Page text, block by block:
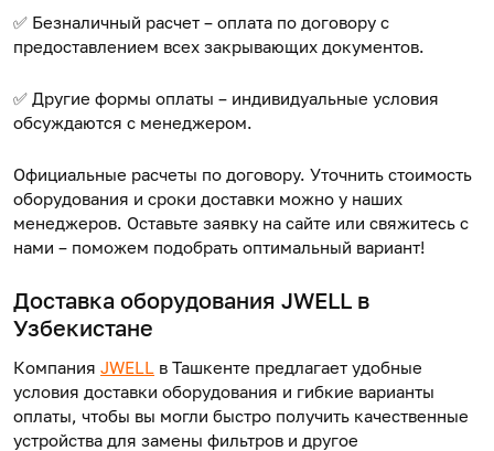
✅ Безналичный расчет – оплата по договору с
предоставлением всех закрывающих документов.
✅ Другие формы оплаты – индивидуальные условия
обсуждаются с менеджером.
Официальные расчеты по договору. Уточнить стоимость
оборудования и сроки доставки можно у наших
менеджеров. Оставьте заявку на сайте или свяжитесь с
нами – поможем подобрать оптимальный вариант!
Доставка оборудования JWELL в
Узбекистане
Компания JWELL в Ташкенте предлагает удобные
условия доставки оборудования и гибкие варианты
оплаты, чтобы вы могли быстро получить качественные
устройства для замены фильтров и другое